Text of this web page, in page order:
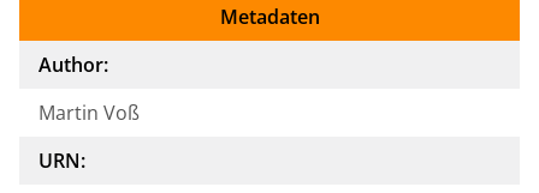
Metadaten
Author:
Martin Voß
URN: